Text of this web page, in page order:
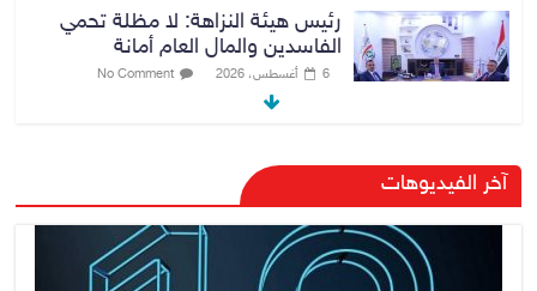
رئيس هيئة النزاهة: لا مظلة تحمي
الفاسدين والمال العام أمانة
6 أغسطس، 2026 No Comment
الدخيل والشمري يبحثان الملفات
الأمنية في نينوى وجهود دعم
الاستقرار
No Comment
آخر الفيديوهات